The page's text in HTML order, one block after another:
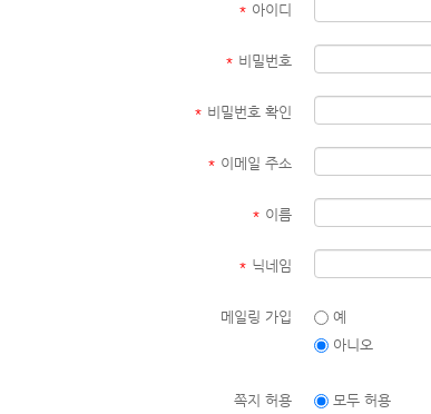
* 아이디
* 비밀번호
* 비밀번호 확인
* 이메일 주소
* 이름
* 닉네임
메일링 가입
예
아니오
쪽지 허용
모두 허용